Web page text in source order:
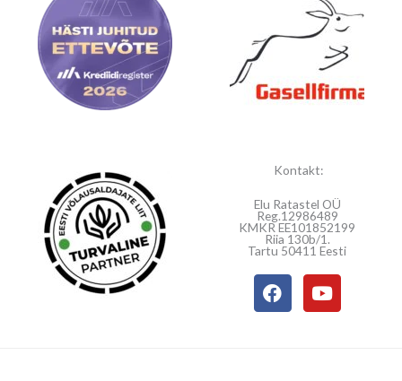
Kontakt:
Elu Ratastel OÜ
Reg.12986489
KMKR EE101852199
Riia 130b/1.
Tartu 50411 Eesti
F
a
Y
o